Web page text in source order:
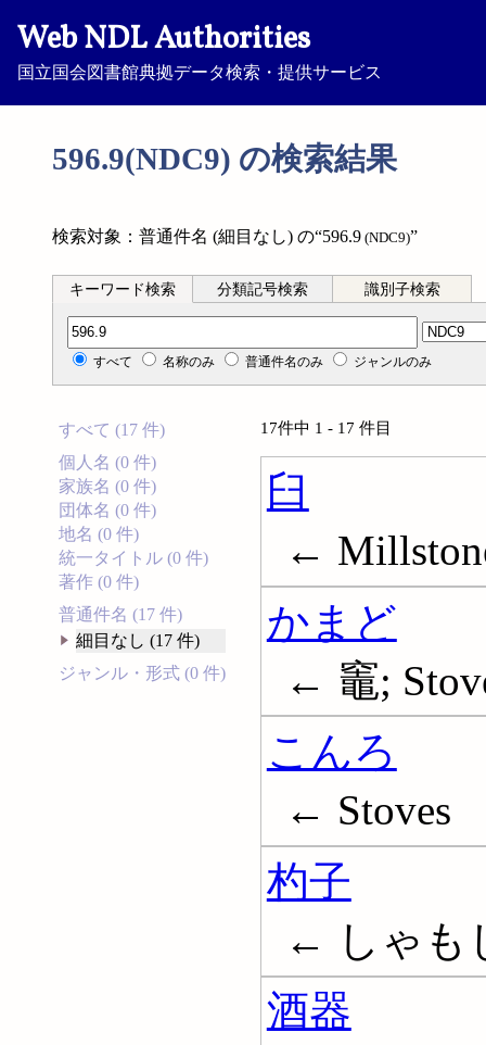
Web NDL Authorities
国立国会図書館典拠データ検索・提供サービス
596.9(NDC9) の検索結果
検索対象：普通件名 (細目なし) の“596.9 (NDC9)”
キーワード検索 分類記号検索 識別子検索
分類記号検索
すべて 名称のみ 普通件名のみ ジャンルのみ
すべて (17 件)
個人名 (0 件)
家族名 (0 件)
団体名 (0 件)
地名 (0 件)
統一タイトル (0 件)
著作 (0 件)
普通件名 (17 件)
細目なし (17 件)
ジャンル・形式 (0 件)
17件中 1 - 17 件目
臼
←
かまど
← 竈;
こんろ
← Stoves
杓子
← しゃも
酒器